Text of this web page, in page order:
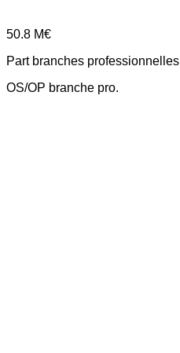
50.8 M€
Part branches professionnelles
OS/OP branche pro.